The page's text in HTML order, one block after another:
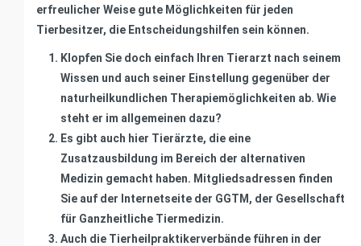
erfreulicher Weise gute Möglichkeiten für jeden
Tierbesitzer, die Entscheidungshilfen sein können.
Klopfen Sie doch einfach Ihren Tierarzt nach seinem
Wissen und auch seiner Einstellung gegenüber der
naturheilkundlichen Therapiemöglichkeiten ab. Wie
steht er im allgemeinen dazu?
Es gibt auch hier Tierärzte, die eine
Zusatzausbildung im Bereich der alternativen
Medizin gemacht haben. Mitgliedsadressen finden
Sie auf der Internetseite der GGTM, der Gesellschaft
für Ganzheitliche Tiermedizin.
Auch die Tierheilpraktikerverbände führen in der